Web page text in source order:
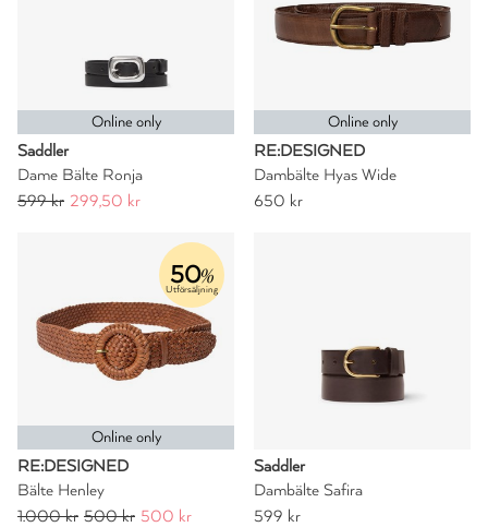
Online only
Saddler
Dame Bälte Ronja
599 kr 299,50 kr
Online only
RE:DESIGNED
Dambälte Hyas Wide
650 kr
50%
Utförsäljning
Online only
RE:DESIGNED
Bälte Henley
1.000 kr 500 kr 500 kr
Saddler
Dambälte Safira
599 kr